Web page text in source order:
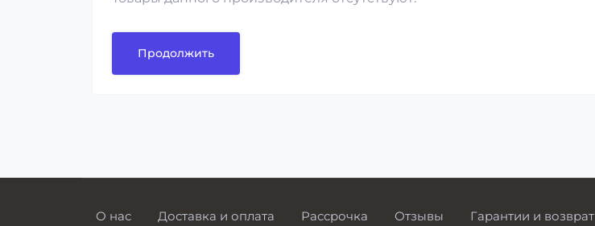
Продолжить
О нас Доставка и оплата Рассрочка Отзывы Гарантии и возврат